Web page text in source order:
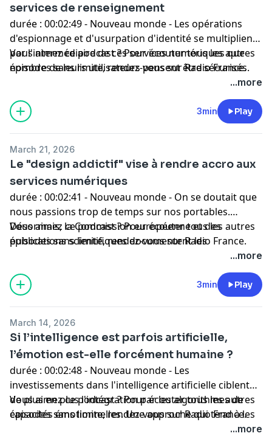
services de renseignement
durée : 00:02:49 - Nouveau monde - Les opérations
d'espionnage et d'usurpation d'identité se multiplient
par l'intermédiaire de ces services numériques que
nombre de leurs utilisateurs pensent être sécurisés.
Vous aimez ce podcast ? Pour écouter tous les autres
épisodes sans limite, rendez-vous surRadio France.
...more
3min Play
March 21, 2026
Le "design addictif" vise à rendre accro aux
services numériques
durée : 00:02:41 - Nouveau monde - On se doutait que
nous passions trop de temps sur nos portables.
Désormais, la Commission européenne et des
publications scientifiques documentent les
mécanismes techniques et éditoriaux mis en œuvre
Vous aimez ce podcast ? Pour écouter tous les autres
épisodes sans limite, rendez-vous surRadio France.
...more
3min Play
March 14, 2026
Si l’intelligence est parfois artificielle,
l’émotion est-elle forcément humaine ?
durée : 00:02:48 - Nouveau monde - Les
investissements dans l'intelligence artificielle ciblent
de plus en plus l'intégration par les algorithmes de
capacités émotionnelles. Une approche qui tend à les
rapprocher de la sensibilité humaine. Avec des effets
Vous aimez ce podcast ? Pour écouter tous les autres
épisodes sans limite, rendez-vous surRadio France.
...more